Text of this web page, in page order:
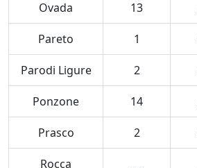
Ovada 13
Pareto 1
Parodi Ligure 2
Ponzone 14
Prasco 2
Rocca